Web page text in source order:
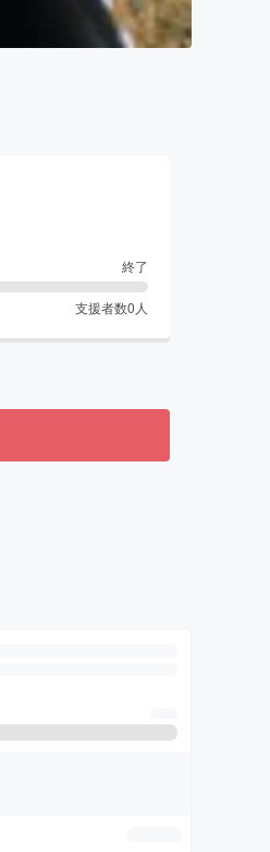
終了
支援者数0 人